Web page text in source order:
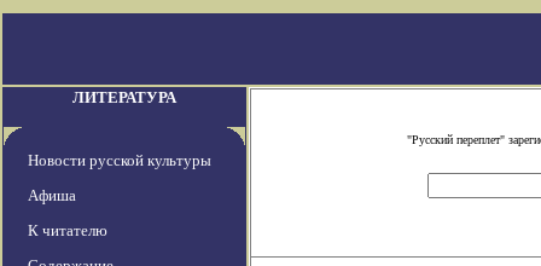
ЛИТЕРАТУРА
Новости русской культуры
Афиша
К читателю
"Русский переплет"